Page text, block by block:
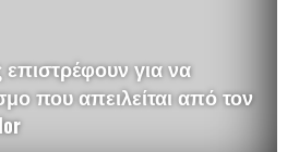
για να
που απειλείται από τον